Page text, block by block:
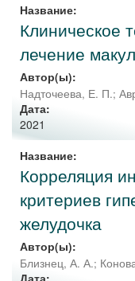
Название:
Клиническое
лечение
Автор(ы):
Надточеева, Е. П.;
Дата:
2021
Название:
Корреляция
критериев
желудочка
Автор(ы):
Близнец, А. А.;